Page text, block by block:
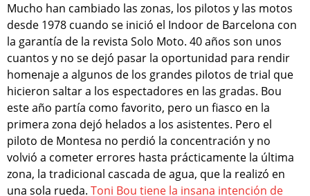
Mucho han cambiado las zonas, los pilotos y las motos
desde 1978 cuando se inició el Indoor de Barcelona con
la garantía de la revista Solo Moto. 40 años son unos
cuantos y no se dejó pasar la oportunidad para rendir
homenaje a algunos de los grandes pilotos de trial que
hicieron saltar a los espectadores en las gradas. Bou
este año partía como favorito, pero un fiasco en la
primera zona dejó helados a los asistentes. Pero el
piloto de Montesa no perdió la concentración y no
volvió a cometer errores hasta prácticamente la última
zona, la tradicional cascada de agua, que la realizó en
una sola rueda. Toni Bou tiene la insana intención de